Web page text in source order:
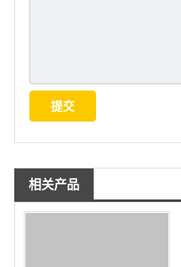
相关产品